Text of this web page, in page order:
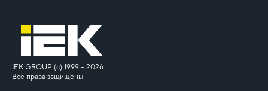
IEK GROUP (c) 1999 – 2026
Все права защищены